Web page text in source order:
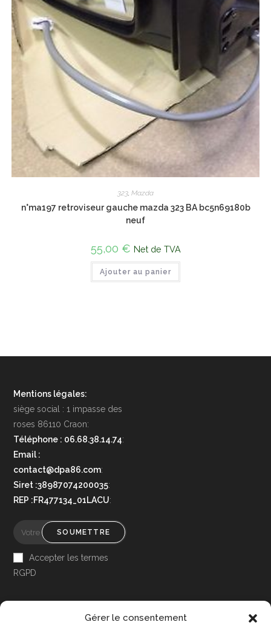
Gérer le consentement
323 Mazda
n°ma197 retroviseur gauche mazda 323 BA bc5n69180b
neuf
55,00 € Net de TVA
Ajouter au panier
Mentions légales:
siège social : 1 impasse des
roses 86110 Craon:
Téléphone : 06.68.38.14.74:
Email :
contact@dpa86.com:
Siret :38987074200035:
REP :FR477134_01LACU:
SOUMETTRE
Accepter les termes
RGPD